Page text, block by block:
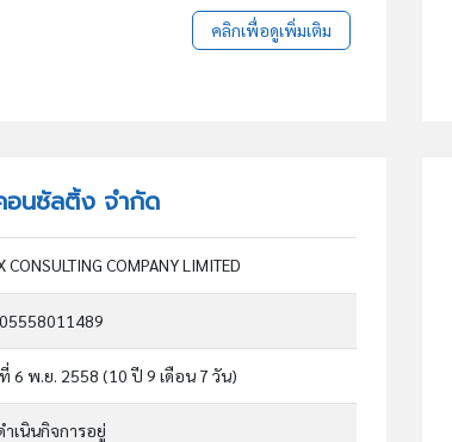
คลิกเพื่อดูเพิ่มเติม
อนซัลติ้ง จำกัด
CONSULTING COMPANY LIMITED
6 พ.ย. 2558 (10 ปี 9 เดือน 7 วัน)
ำเนินกิจการอยู่